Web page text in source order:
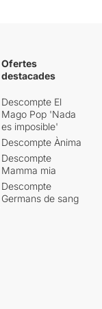
Ofertes
destacades
Descompte El
Mago Pop 'Nada
es imposible'
Descompte Ànima
Descompte
Mamma mia
Descompte
Germans de sang